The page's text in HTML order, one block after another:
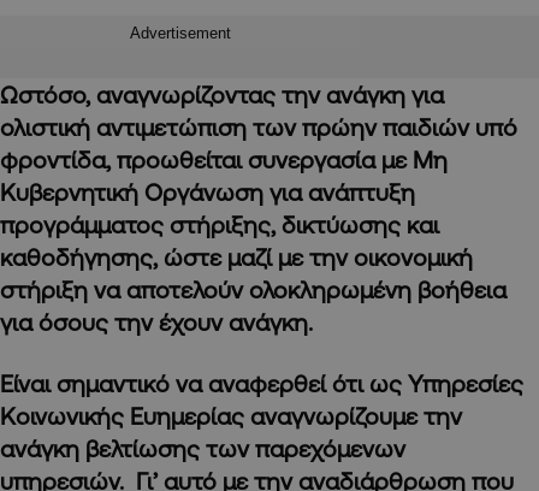
Advertisement
Ωστόσο, αναγνωρίζοντας την ανάγκη για
ολιστική αντιμετώπιση των πρώην παιδιών υπό
φροντίδα, προωθείται συνεργασία με Μη
Κυβερνητική Οργάνωση για ανάπτυξη
προγράμματος στήριξης, δικτύωσης και
καθοδήγησης, ώστε μαζί με την οικονομική
στήριξη να αποτελούν ολοκληρωμένη βοήθεια
για όσους την έχουν ανάγκη.
Είναι σημαντικό να αναφερθεί ότι ως Υπηρεσίες
Κοινωνικής Ευημερίας αναγνωρίζουμε την
ανάγκη βελτίωσης των παρεχόμενων
υπηρεσιών. Γι’ αυτό με την αναδιάρθρωση που